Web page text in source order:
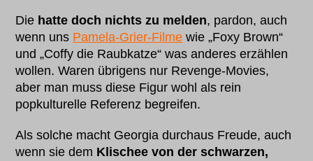
Die hatte doch nichts zu melden, pardon, auch
wenn uns Pamela-Grier-Filme wie „Foxy Brown“
und „Coffy die Raubkatze“ was anderes erzählen
wollen. Waren übrigens nur Revenge-Movies,
aber man muss diese Figur wohl als rein
popkulturelle Referenz begreifen.
Als solche macht Georgia durchaus Freude, auch
wenn sie dem Klischee von der schwarzen,